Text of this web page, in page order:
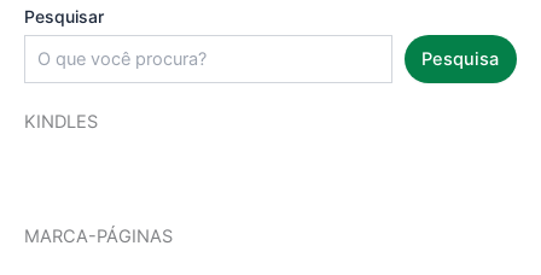
Pesquisar
Pesquisa
KINDLES
MARCA-PÁGINAS